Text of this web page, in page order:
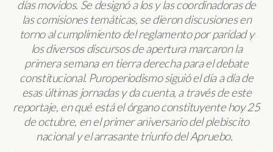
días movidos. Se designó a los y las coordinadoras de
las comisiones temáticas, se dieron discusiones en
torno al cumplimiento del reglamento por paridad y
los diversos discursos de apertura marcaron la
primera semana en tierra derecha para el debate
constitucional. Puroperiodismo siguió el día a día de
esas últimas jornadas y da cuenta, a través de este
reportaje, en qué está el órgano constituyente hoy 25
de octubre, en el primer aniversario del plebiscito
nacional y el arrasante triunfo del Apruebo.